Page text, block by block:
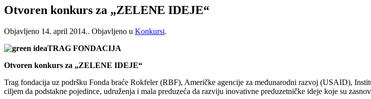
Otvoren konkurs za „ZELENE IDEJE“
Objavljeno 14. april 2014.. Objavljeno u Konkursi.
TRAG FONDACIJA
Otvoren konkurs za „ZELENE IDEJE“
Trag fondacija uz podršku Fonda braće Rokfeler (RBF), Američke agencije za međunarodni razvoj (USAID),
ciljem da podstakne pojedince, udruženja i mala preduzeća da razviju inovativne preduzetničke ideje koje su